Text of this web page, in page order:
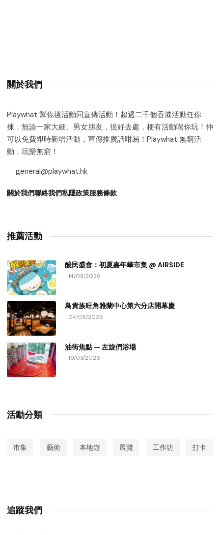
關於我們
Playwhat 幫你搵活動同宣傳活動！超過二千個香港活動任你
揀，無論一家大細、男女朋友，揾好去處，梗有活動啱你玩！仲
可以免費即時新增活動，宣傳推廣話咁易！Playwhat 無窮活
動，玩樂無窮！
general@playwhat.hk
關於我們聯絡我們私隱政策服務條款
推薦活動
酸民盛會：初夏嘉年華市集 @ AIRSIDE
14/08/2026
鳥貴族旺角雅蘭中心第六分店開幕慶
04/08/2026
油街焦點 — 左旋們浴場
19/03/2026
活動分類
市集 藝術 本地遊 展覽 工作坊 打卡
追蹤我們